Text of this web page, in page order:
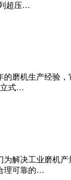
超压…
磨机生产经验
立式…
解决工业磨机
理可靠的…